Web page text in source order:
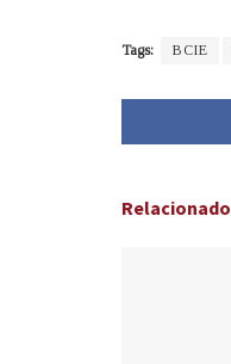
Tags: BCIE
Relacionado